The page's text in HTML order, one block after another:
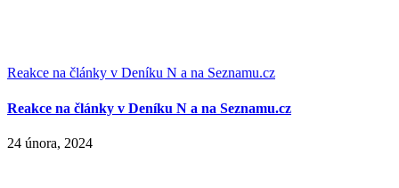
Reakce na články v Deníku N a na Seznamu.cz
Reakce na články v Deníku N a na Seznamu.cz
24 února, 2024